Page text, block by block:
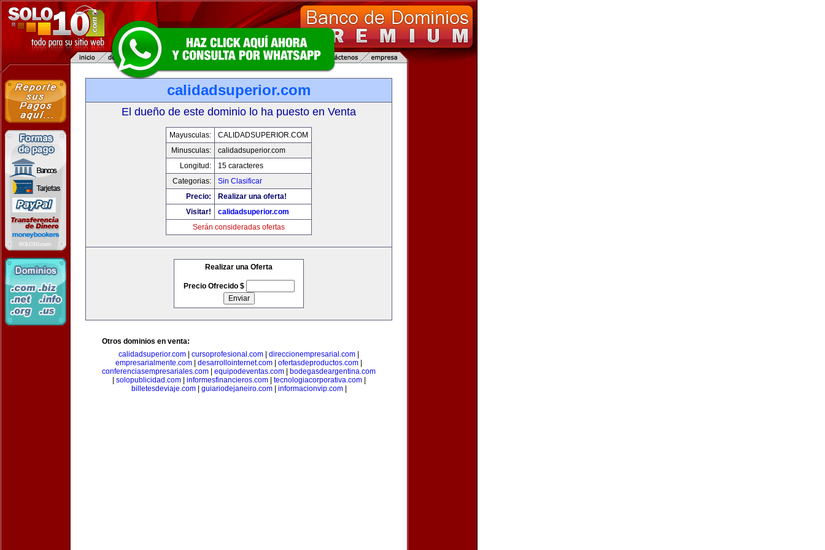
calidadsuperior.com
El dueño de este dominio lo ha puesto en Venta
Mayusculas:
CALIDADSUPERIOR.COM
Minusculas:
calidadsuperior.com
Longitud:
15 caracteres
Categorias:
Sin Clasificar
Precio:
Realizar una oferta!
Visitar!
calidadsuperior.com
Serán consideradas ofertas
Realizar una Oferta
Precio Ofrecido $
Otros dominios en venta:
calidadsuperior.com
cursoprofesional.com direccionempresarial.com
empresarialmente.com
desarrollointernet.com ofertasdeproductos.com
conferenciasempresariales.com
equipodeventas.com
bodegasdeargentina.com
solopublicidad.com| informesfinancieros.com| tecnologiacorporativa.com|
billetesdeviaje.com| guiariodejaneiro.com| informacionvip.com|